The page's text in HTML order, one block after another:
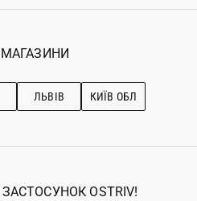
Club+
магазини
з догляду
ЛЬВІВ КИЇВ ОБЛ
OSTRIV!